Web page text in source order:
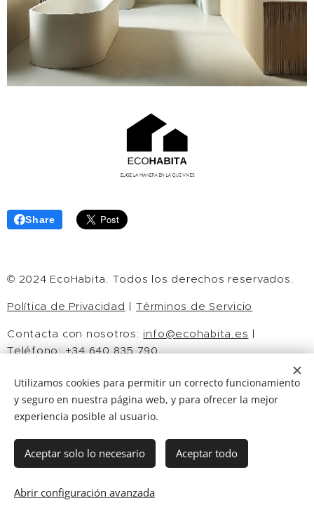
Share
© 2024 EcoHabita. Todos los derechos reservados.
Política de Privacidad |Términos de Servicio
Contacta con nosotros: info@ecohabita.es |
Teléfono: +34 640 835 790
Síguenos en:Instagram|Facebook|Twitter
Info@ecohabita.es
aviso legal-politica de privacida
Utilizamos cookies para permitir un correcto funcionamiento
y seguro en nuestra página web, y para ofrecer la mejor
experiencia posible al usuario.
Aceptar solo lo necesario Aceptar todo
Abrir configuración avanzada